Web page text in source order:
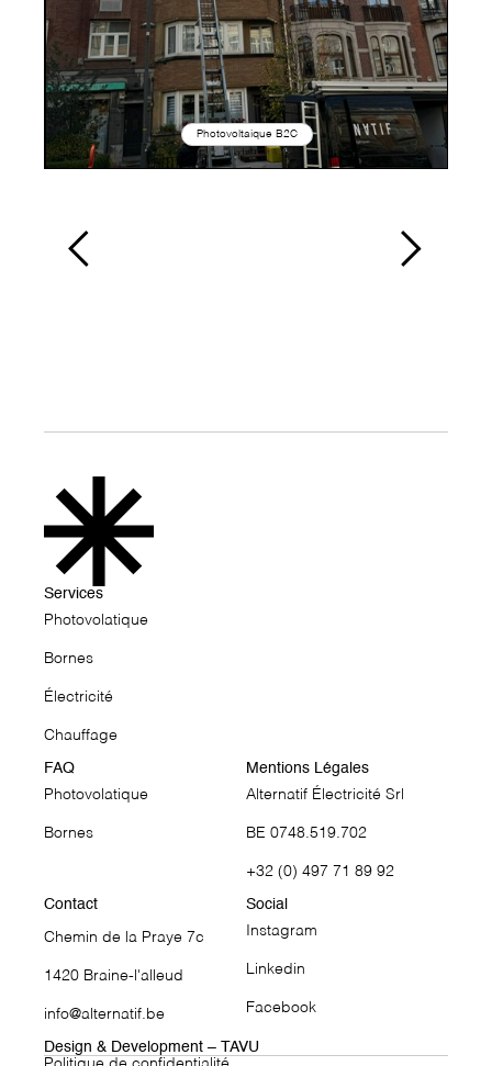
Photovoltaique B2C
Services
Photovolatique
Bornes
Électricité
Chauffage
FAQ
Photovolatique
Bornes
Mentions Légales
Alternatif Électricité Srl
BE 0748.519.702
+32 (0) 497 71 89 92
Contact
Chemin de la Praye 7c
1420 Braine-l'alleud
info@alternatif.be
↗
Social
Instagram
Linkedin
Facebook
Design & Development – TAVU